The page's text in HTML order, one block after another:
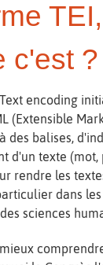
c'est ?
encoding
(Extensible
des balises,
d'un texte (mot,
rendre les
dans
sciences